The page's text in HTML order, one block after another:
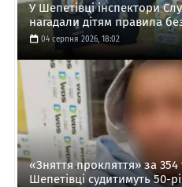
У Шепетівці інспектори
нагадали дітям правила
04 серпня 2026, 18:02
«Зняття прокляття» за 354
Шепетівці судитимуть 50-